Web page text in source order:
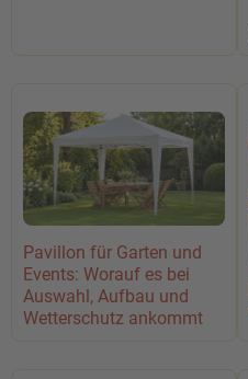
Pavillon für Garten und
Events: Worauf es bei
Auswahl, Aufbau und
Wetterschutz ankommt